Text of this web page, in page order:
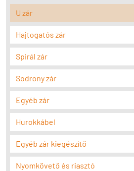
U zár
Hajtogatós zár
Spirál zár
Sodrony zár
Egyéb zár
Hurokkábel
Egyéb zár kiegészítő
Nyomkövető és riasztó